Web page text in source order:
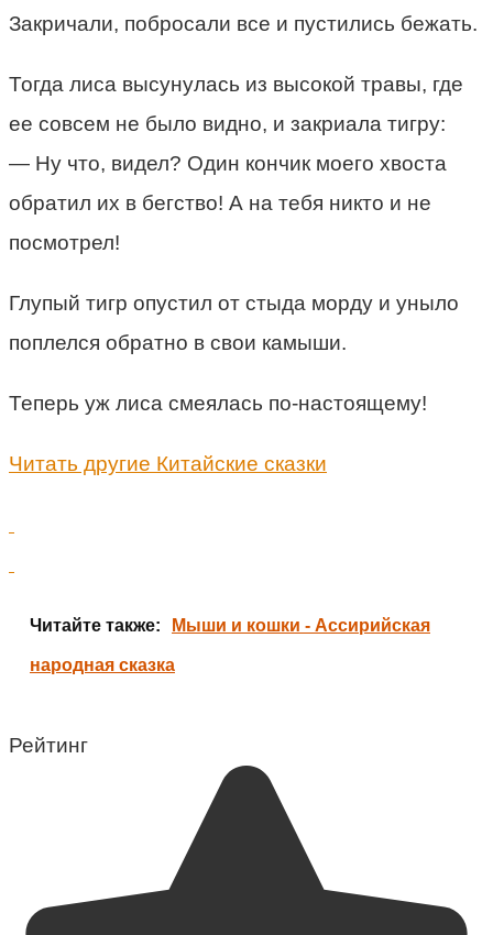
Закричали, побросали все и пустились бежать.
Тогда лиса высунулась из высокой травы, где
ее совсем не было видно, и закриала тигру:
— Ну что, видел? Один кончик моего хвоста
обратил их в бегство! А на тебя никто и не
посмотрел!
Глупый тигр опустил от стыда морду и уныло
поплелся обратно в свои камыши.
Теперь уж лиса смеялась по-настоящему!
Читать другие Китайские сказки
Читайте также: Мыши и кошки - Ассирийская
народная сказка
Рейтинг